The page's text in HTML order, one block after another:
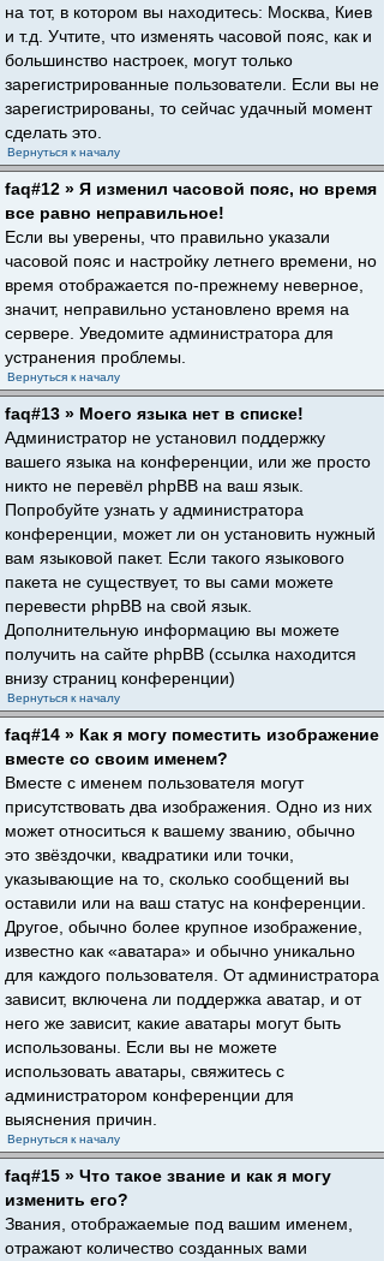
на тот, в котором вы находитесь: Москва, Киев
и т.д. Учтите, что изменять часовой пояс, как и
большинство настроек, могут только
зарегистрированные пользователи. Если вы не
зарегистрированы, то сейчас удачный момент
сделать это.
Вернуться к началу
faq#12 » Я изменил часовой пояс, но время
все равно неправильное!
Если вы уверены, что правильно указали
часовой пояс и настройку летнего времени, но
время отображается по-прежнему неверное,
значит, неправильно установлено время на
сервере. Уведомите администратора для
устранения проблемы.
Вернуться к началу
faq#13 » Моего языка нет в списке!
Администратор не установил поддержку
вашего языка на конференции, или же просто
никто не перевёл phpBB на ваш язык.
Попробуйте узнать у администратора
конференции, может ли он установить нужный
вам языковой пакет. Если такого языкового
пакета не существует, то вы сами можете
перевести phpBB на свой язык.
Дополнительную информацию вы можете
получить на сайте phpBB (ссылка находится
внизу страниц конференции)
Вернуться к началу
faq#14 » Как я могу поместить изображение
вместе со своим именем?
Вместе с именем пользователя могут
присутствовать два изображения. Одно из них
может относиться к вашему званию, обычно
это звёздочки, квадратики или точки,
указывающие на то, сколько сообщений вы
оставили или на ваш статус на конференции.
Другое, обычно более крупное изображение,
известно как «аватара» и обычно уникально
для каждого пользователя. От администратора
зависит, включена ли поддержка аватар, и от
него же зависит, какие аватары могут быть
использованы. Если вы не можете
использовать аватары, свяжитесь с
администратором конференции для
выяснения причин.
Вернуться к началу
faq#15 » Что такое звание и как я могу
изменить его?
Звания, отображаемые под вашим именем,
отражают количество созданных вами